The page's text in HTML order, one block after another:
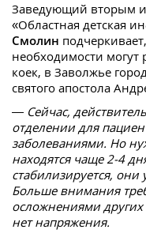
Заведующий вторым
«Областная детская
Смолин
необходимости могут
коек, в Заволжье
святого апостола
— Сейчас,
отделении для
заболеваниями. Но
находятся чаще 2-4
стабилизируется,
Больше внимания
осложнениями
нет напряжения.